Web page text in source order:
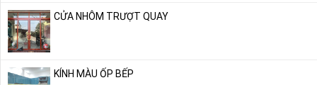
CỬA NHÔM TRƯỢT QUAY
KÍNH MÀU ỐP BẾP